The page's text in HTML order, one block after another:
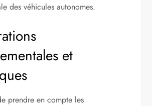
des véhicules autonomes.
et
prendre en compte les